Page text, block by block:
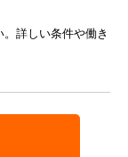
詳しい条件や働き